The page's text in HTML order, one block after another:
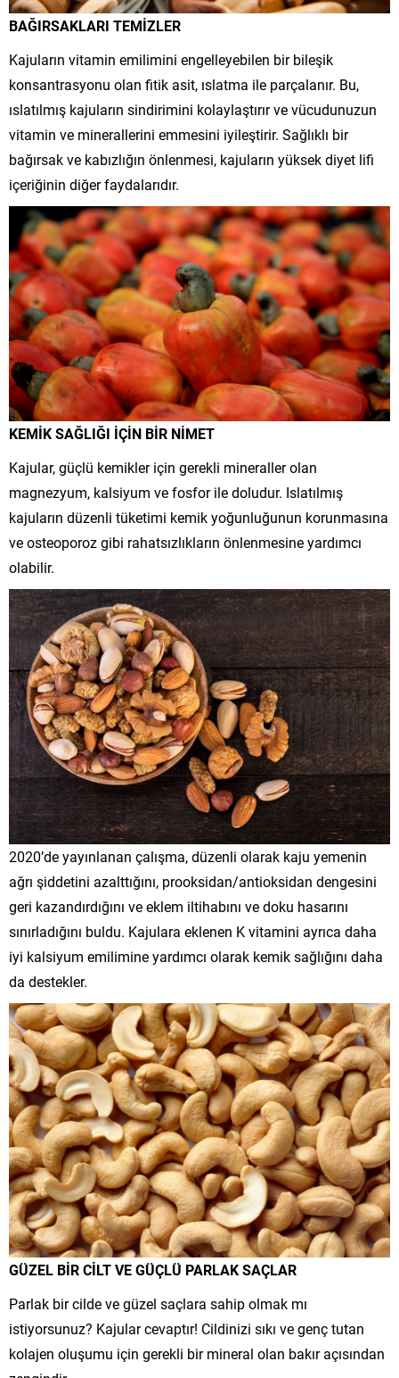
BAĞIRSAKLARI TEMİZLER
Kajuların vitamin emilimini engelleyebilen bir bileşik
konsantrasyonu olan fitik asit, ıslatma ile parçalanır. Bu,
ıslatılmış kajuların sindirimini kolaylaştırır ve vücudunuzun
vitamin ve minerallerini emmesini iyileştirir. Sağlıklı bir
bağırsak ve kabızlığın önlenmesi, kajuların yüksek diyet lifi
içeriğinin diğer faydalarıdır.
KEMİK SAĞLIĞI İÇİN BİR NİMET
Kajular, güçlü kemikler için gerekli mineraller olan
magnezyum, kalsiyum ve fosfor ile doludur. Islatılmış
kajuların düzenli tüketimi kemik yoğunluğunun korunmasına
ve osteoporoz gibi rahatsızlıkların önlenmesine yardımcı
olabilir.
2020’de yayınlanan çalışma, düzenli olarak kaju yemenin
ağrı şiddetini azalttığını, prooksidan/antioksidan dengesini
geri kazandırdığını ve eklem iltihabını ve doku hasarını
sınırladığını buldu. Kajulara eklenen K vitamini ayrıca daha
iyi kalsiyum emilimine yardımcı olarak kemik sağlığını daha
da destekler.
GÜZEL BİR CİLT VE GÜÇLÜ PARLAK SAÇLAR
Parlak bir cilde ve güzel saçlara sahip olmak mı
istiyorsunuz? Kajular cevaptır! Cildinizi sıkı ve genç tutan
kolajen oluşumu için gerekli bir mineral olan bakır açısından